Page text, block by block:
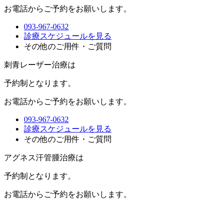
お電話からご予約をお願いします。
093-967-0632
診療スケジュールを見る
その他のご用件・ご質問
刺青レーザー治療は
予約制 となります。
お電話からご予約をお願いします。
093-967-0632
診療スケジュールを見る
その他のご用件・ご質問
アグネス汗管腫治療は
予約制 となります。
お電話からご予約をお願いします。